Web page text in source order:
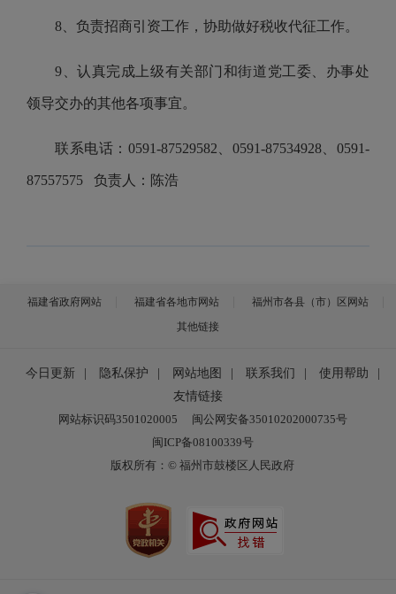
8、负责招商引资工作，协助做好税收代征工作。
9、认真完成上级有关部门和街道党工委、办事处
领导交办的其他各项事宜。
联系电话：0591-87529582、 0591-87534928、0591-
87557575 负责人：陈浩
福建省政府网站 福建省各地市网站
福州市各县（市）区网站
其他链接
今日更新 隐私保护 网站地图 联系我们 使用帮助
友情链接
网站标识码3501020005
闽公网安备35010202000735号
闽ICP备08100339号
版权所有：© 福州市鼓楼区人民政府